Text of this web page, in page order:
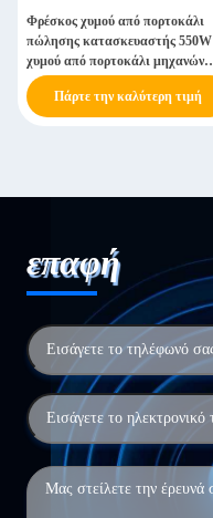
Φρέσκος χυμού από πορτοκάλι
πώλησης κατασκευαστής 550W
χυμού από πορτοκάλι μηχανών
αυτόματος εμπορικός
Πάρτε την καλύτερη τιμή
επαφή